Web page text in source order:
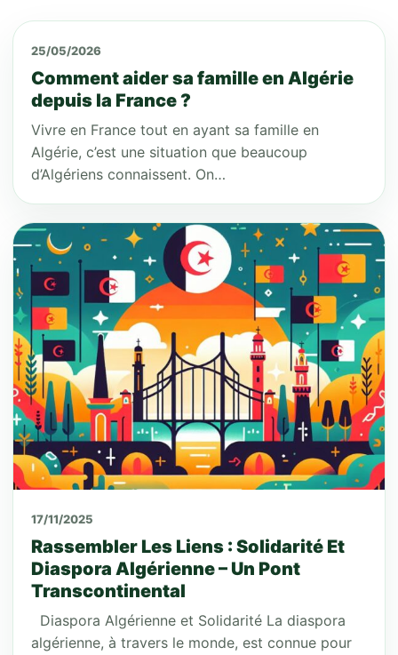
25/05/2026
Comment aider sa famille en Algérie
depuis la France ?
Vivre en France tout en ayant sa famille en
Algérie, c’est une situation que beaucoup
d’Algériens connaissent. On…
17/11/2025
Rassembler Les Liens : Solidarité Et
Diaspora Algérienne – Un Pont
Transcontinental
Diaspora Algérienne et Solidarité La diaspora
algérienne, à travers le monde, est connue pour